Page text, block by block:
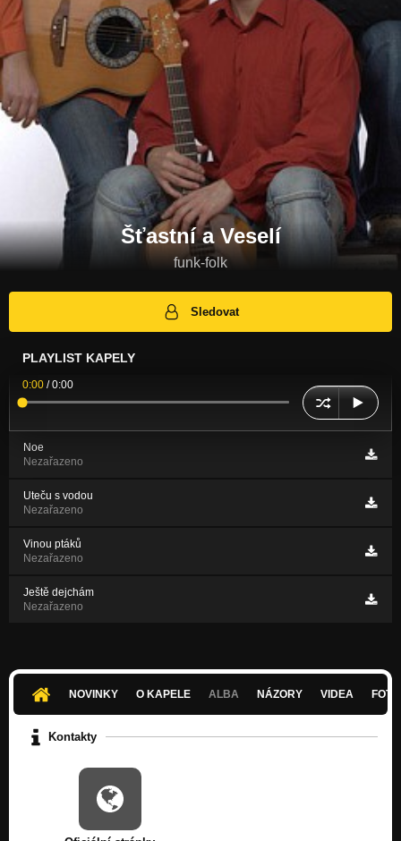
Šťastní a Veselí
funk-folk
Sledovat
PLAYLIST KAPELY
0:00 /0:00
Noe
Nezařazeno
Uteču s vodou
Nezařazeno
Vinou ptáků
Nezařazeno
Ještě dejchám
Nezařazeno
NOVINKY O KAPELE ALBA NÁZORY VIDEA
Kontakty